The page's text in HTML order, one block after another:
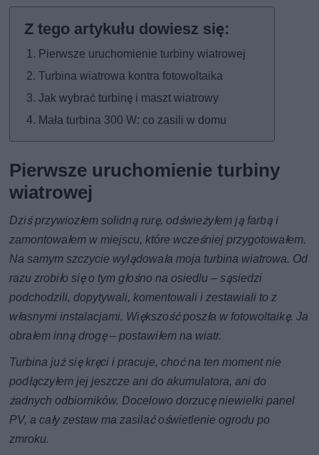
Pierwsze uruchomienie turbiny wiatrowej
Turbina wiatrowa kontra fotowoltaika
Jak wybrać turbinę i maszt wiatrowy
Mała turbina 300 W: co zasili w domu
Pierwsze uruchomienie turbiny
wiatrowej
Dziś przywiozłem solidną rurę, odświeżyłem ją farbą i
zamontowałem w miejscu, które wcześniej przygotowałem.
Na samym szczycie wylądowała moja turbina wiatrowa. Od
razu zrobiło się o tym głośno na osiedlu – sąsiedzi
podchodzili, dopytywali, komentowali i zestawiali to z
własnymi instalacjami. Większość poszła w fotowoltaikę. Ja
obrałem inną drogę – postawiłem na wiatr.
Turbina już się kręci i pracuje, choć na ten moment nie
podłączyłem jej jeszcze ani do akumulatora, ani do
żadnych odbiorników. Docelowo dorzucę niewielki panel
PV, a cały zestaw ma zasilać oświetlenie ogrodu po
zmroku.